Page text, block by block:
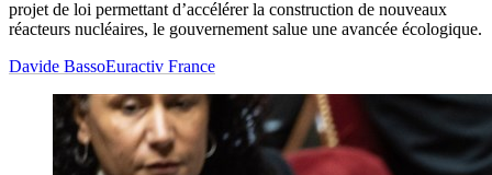
projet de loi permettant d’accélérer la construction de nouveaux
réacteurs nucléaires, le gouvernement salue une avancée écologique.
Davide BassoEuractiv France